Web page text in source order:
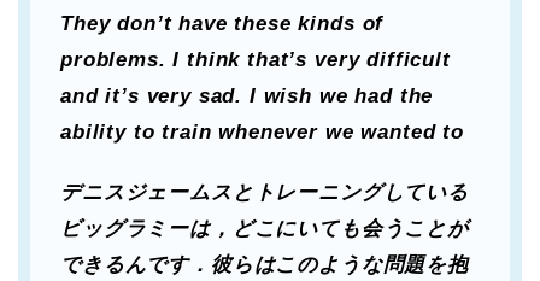
They don’t have these kinds of
problems. I think that’s very difficult
and it’s very sad. I wish we had the
ability to train whenever we wanted to
デニスジェームスとトレーニングしている
ビッグラミーは，どこにいても会うことが
できるんです．彼らはこのような問題を抱